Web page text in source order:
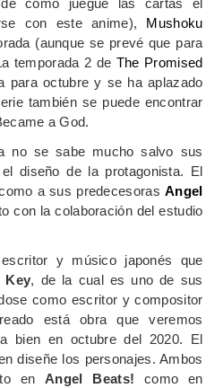
cómo juegue las cartas el
con este anime), Mushoku
(aunque se prevé que para
temporada 2 de The Promised
para octubre y se ha aplazado
también se puede encontrar
a God.
no se sabe mucho salvo sus
diseño de la protagonista. El
a sus predecesorasAngel
con la colaboración del estudio
y músico japonés que
Key, de la cual es uno de sus
como escritor y compositor
está obra que veremos
bien en octubre del 2020. El
diseñe los personajes. Ambos
enAngel Beats! como en